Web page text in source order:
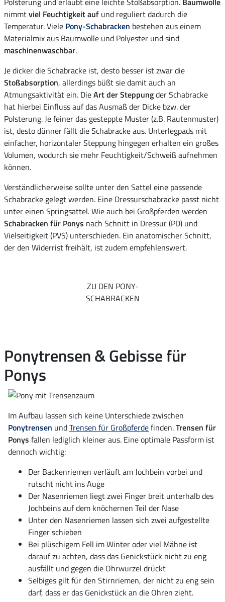
nimmtviel Feuchtigkeit auf und reguliert dadurch die
Temperatur. Viele Pony-Schabracken bestehen aus einem
Materialmix aus Baumwolle und Polyester und sind
maschinenwaschbar.
Je dicker die Schabracke ist, desto besser ist zwar die
Stoßabsorption, allerdings büßt sie damit auch an
Atmungsaktivität ein. DieArt der Steppungder Schabracke
hat hierbei Einfluss auf das Ausmaß der Dicke bzw. der
Polsterung. Je feiner das gesteppte Muster (z.B. Rautenmuster)
ist, desto dünner fällt die Schabracke aus. Unterlegpads mit
einfacher, horizontaler Steppung hingegen erhalten ein großes
Volumen, wodurch sie mehr Feuchtigkeit/Schweiß aufnehmen
können.
Verständlicherweise sollte unter den Sattel eine passende
Schabracke gelegt werden. Eine Dressurschabracke passt nicht
unter einen Springsattel. Wie auch bei Großpferden werden
Schabracken für Ponys nach Schnitt in Dressur (PD) und
Vielseitigkeit (PVS) unterschieden. Ein anatomischer Schnitt,
der den Widerrist freihält, ist zudem empfehlenswert.
ZU DEN PONY-
SCHABRACKEN
Ponytrensen & Gebisse für
Ponys
Im Aufbau lassen sich keine Unterschiede zwischen
Ponytrensen undTrensen für Großpferdefinden.Trensen für
Ponys fallen lediglich kleiner aus. Eine optimale Passform ist
dennoch wichtig:
Der Backenriemen verläuft am Jochbein vorbei und
rutscht nicht ins Auge
Der Nasenriemen liegt zwei Finger breit unterhalb des
Jochbeins auf dem knöchernen Teil der Nase
Unter den Nasenriemen lassen sich zwei aufgestellte
Finger schieben
Bei plüschigem Fell im Winter oder viel Mähne ist
darauf zu achten, dass das Genickstück nicht zu eng
ausfällt und gegen die Ohrwurzel drückt
Selbiges gilt für den Stirnriemen, der nicht zu eng sein
darf, dass er das Genickstück an die Ohren zieht.